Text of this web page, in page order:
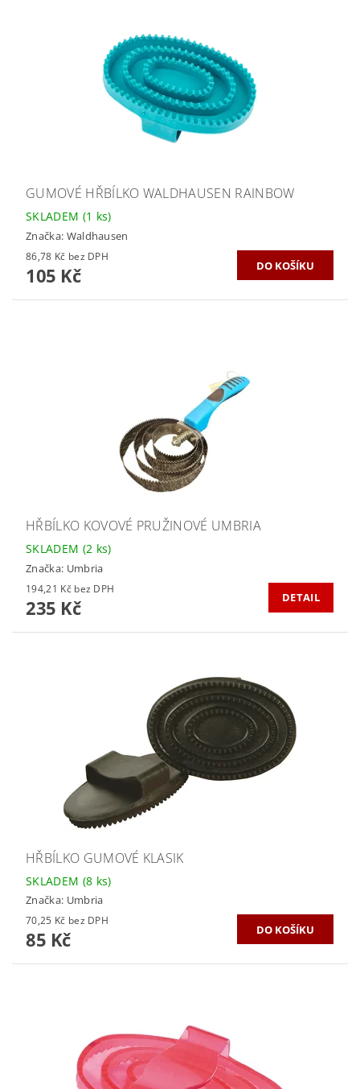
GUMOVÉ HŘBÍLKO WALDHAUSEN RAINBOW
SKLADEM (1 ks)
Značka: Waldhausen
86,78 Kč bez DPH
105 Kč
HŘBÍLKO KOVOVÉ PRUŽINOVÉ UMBRIA
SKLADEM (2 ks)
Značka: Umbria
194,21 Kč bez DPH
235 Kč DETAIL
HŘBÍLKO GUMOVÉ KLASIK
SKLADEM (8 ks)
Značka: Umbria
70,25 Kč bez DPH
85 Kč